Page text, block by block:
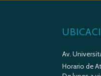
Av.
Horario de